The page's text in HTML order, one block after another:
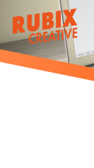
main
content